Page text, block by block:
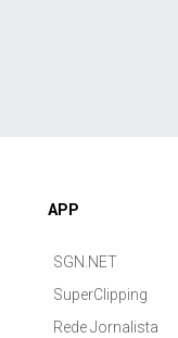
APP
SGN.NET
SuperClipping
Rede Jornalista